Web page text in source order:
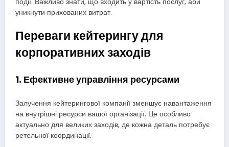
уникнути прихованих витрат.
Переваги кейтерингу для
корпоративних заходів
1. Ефективне управління ресурсами
Залучення кейтерингової компанії зменшує навантаження
на внутрішні ресурси вашої організації. Це особливо
актуально для великих заходів, де кожна деталь потребує
ретельної координації.